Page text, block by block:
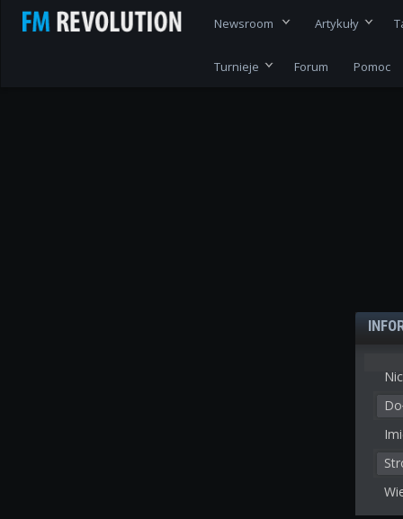
Newsroom Artykuły
Turnieje Forum Pomoc